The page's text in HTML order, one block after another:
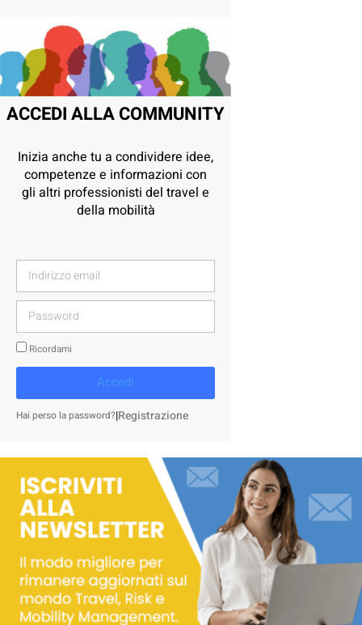
ACCEDI ALLA COMMUNITY
Inizia anche tu a condividere idee,
competenze e informazioni con
gli altri professionisti del travel e
della mobilità
Ricordami
Accedi
Hai perso la password?|Registrazione